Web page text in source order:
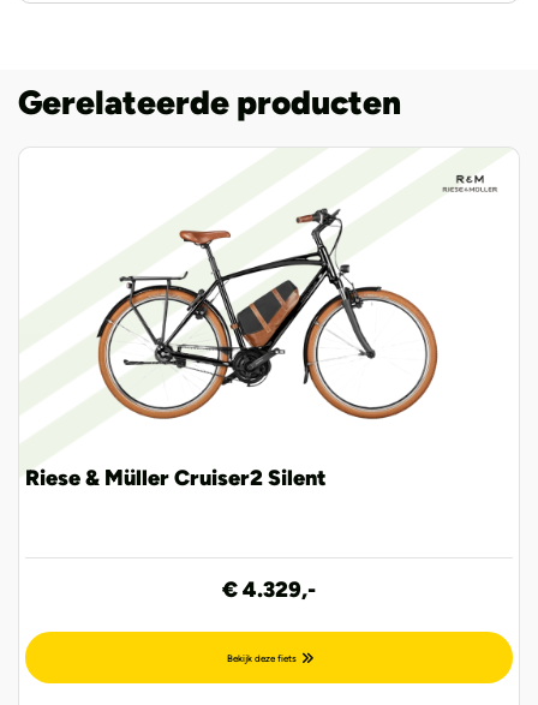
Gerelateerde producten
Riese & Müller Cruiser2 Silent
€ 4.329,-
Bekijk deze fiets